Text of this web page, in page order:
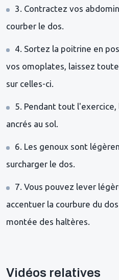
3. Contractez vos
courber le dos.
4. Sortez la poitrine en
vos omoplates, laissez
sur celles-ci.
5. Pendant tout
ancrés au sol.
6. Les genoux sont
surcharger le dos.
7. Vous pouvez lever
accentuer la courbure du
montée des haltères.
Vidéos relatives